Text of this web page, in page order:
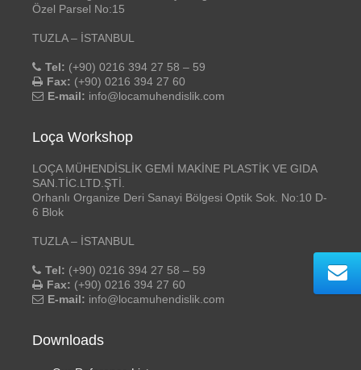
Özel Parsel No:15
TUZLA – İSTANBUL
Tel: (+90) 0216 394 27 58 – 59
Fax: (+90) 0216 394 27 60
E-mail: info@locamuhendislik.com
Loça Workshop
LOÇA MÜHENDİSLİK GEMİ MAKİNE PLASTİK VE GIDA
SAN.TİC.LTD.ŞTİ.
Orhanlı Organize Deri Sanayi Bölgesi Optik Sok. No:10 D-
6 Blok
TUZLA – İSTANBUL
Tel: (+90) 0216 394 27 58 – 59
Fax: (+90) 0216 394 27 60
E-mail: info@locamuhendislik.com
Downloads